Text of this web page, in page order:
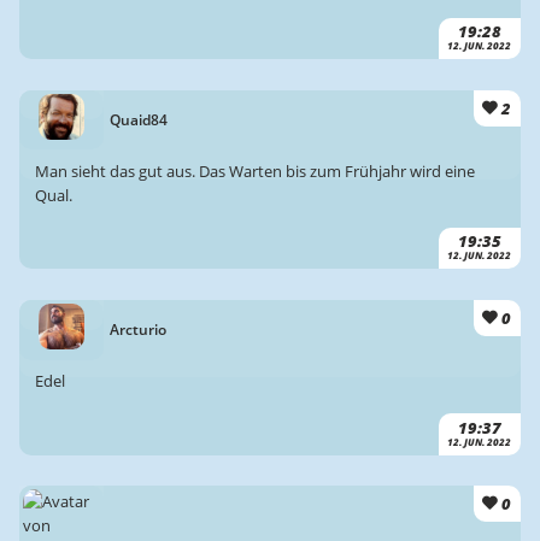
19:28
12. JUN. 2022
Quaid84
2
19:35
12. JUN. 2022
Man sieht das gut aus. Das Warten bis zum Frühjahr wird eine
Qual.
Arcturio
0
19:37
12. JUN. 2022
Edel
0